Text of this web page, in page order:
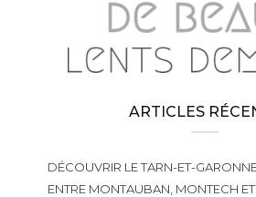
ARTICLES
DÉCOUVRIR LE TARN-ET-
ENTRE MONTAUBAN, MONTECH